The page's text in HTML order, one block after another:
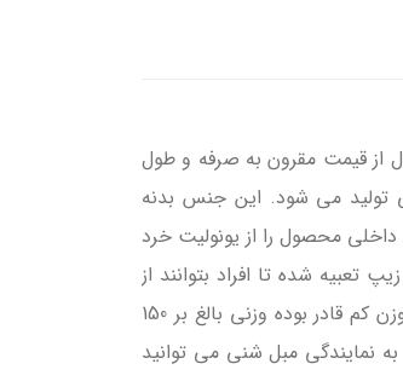
از قیمت مقرون به صرفه و طول
تولید می شود. این جنس بدنه
محصول را از یونولیت خرد
شده تا افراد بتوانند از
طریق ان مواد داخلی را تعویض و یا شارژ مجدد کنند. وزن بدنه محصول تنها 6 کیلوگرم بوده که موجب حمل اسان ان می شود. البته این وزن کم قادر بوده وزنی بالغ بر 150
نمایندگی مبل شنی می توانید